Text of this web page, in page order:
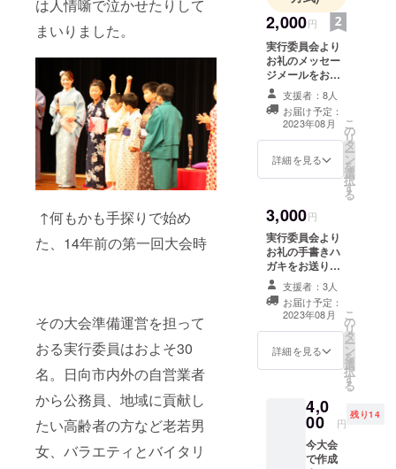
は人情噺で泣かせたりして
まいりました。
↑何もかも手探りで始め
た、14年前の第一回大会時
その大会準備運営を担って
おる実行委員はおよそ30
名。日向市内外の自営業者
から公務員、地域に貢献し
たい高齢者の方など老若男
女、バラエティとバイタリ
2,000円
実行委員会より
お礼のメッセー
ジメールをお送
りします。 ※支
援者様のメール
アドレスが必須
となります。
支援者：8人
お届け予定：
2023年08月
詳細を見る
こ
の
リ
タ
ー
ン
を
選
択
す
る
3,000円
実行委員会より
お礼の手書きハ
ガキをお送りし
ます。 ※支援者
様のお届け先住
所のご記入が必
須となります。
支援者：3人
お届け予定：
2023年08月
詳細を見る
こ
の
リ
タ
ー
ン
を
選
択
す
る
4,0
00 円
残り14
今大会
で作成